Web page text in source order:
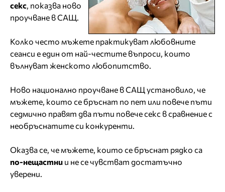
секс, показва ново
проучване в САЩ.
Колко често мъжете практикуват любовните
сеанси е един от най-честите въпроси, които
вълнуват женското любопитство.
Ново национално проучване в САЩ установило, че
мъжете, които се бръснат по пет или повече пъти
седмично правят два пъти повече секс в сравнение с
необръснатите си конкуренти.
Оказва се, че мъжете, които се бръснат рядко са
по-нещастни и не се чувстват достатъчно
уверени.